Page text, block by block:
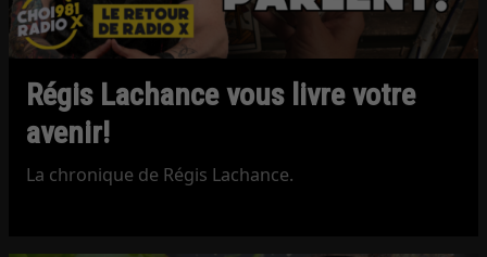
Régis Lachance vous livre votre
avenir!
La chronique de Régis Lachance.